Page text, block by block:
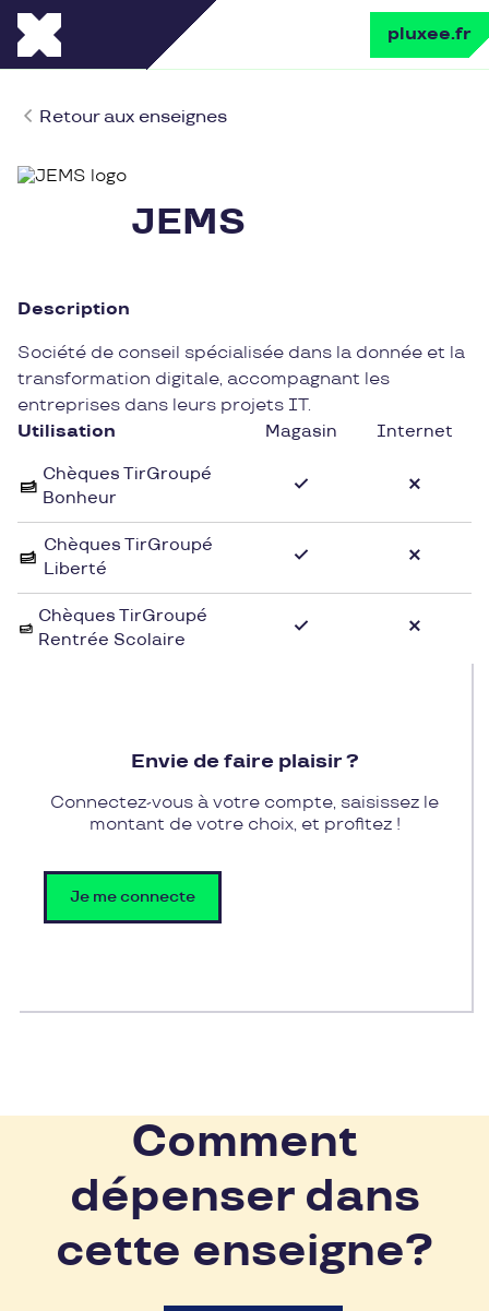
pluxee.fr
Retour aux enseignes
JEMS
Description
Société de conseil spécialisée dans la donnée et la
transformation digitale, accompagnant les
entreprises dans leurs projets IT.
Utilisation
Magasin Internet
Chèques TirGroupé
Bonheur
Chèques TirGroupé
Liberté
Chèques TirGroupé
Rentrée Scolaire
Envie de faire plaisir ?
Connectez-vous à votre compte, saisissez le
montant de votre choix, et profitez !
Je me connecte
Comment
dépenser dans
cette enseigne?